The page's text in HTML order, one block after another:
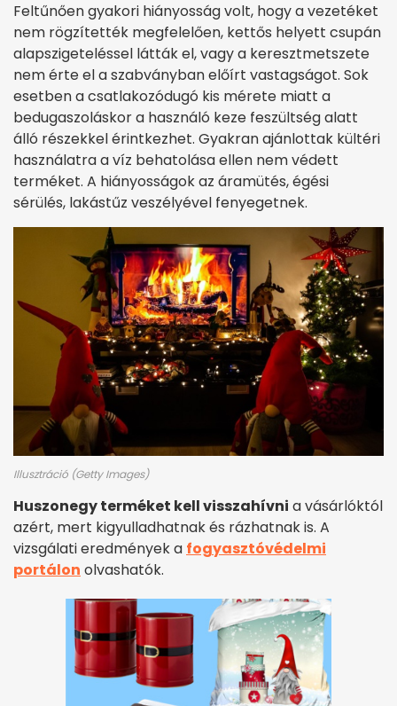
Feltűnően gyakori hiányosság volt, hogy a vezetéket
nem rögzítették megfelelően, kettős helyett csupán
alapszigeteléssel látták el, vagy a keresztmetszete
nem érte el a szabványban előírt vastagságot. Sok
esetben a csatlakozódugó kis mérete miatt a
bedugaszoláskor a használó keze feszültség alatt
álló részekkel érintkezhet. Gyakran ajánlottak kültéri
használatra a víz behatolása ellen nem védett
terméket. A hiányosságok az áramütés, égési
sérülés, lakástűz veszélyével fenyegetnek.
Illusztráció (Getty Images)
Huszonegy terméket kell visszahívni a vásárlóktól
azért, mert kigyulladhatnak és rázhatnak is. A
vizsgálati eredmények a fogyasztóvédelmi
portálon olvashatók.